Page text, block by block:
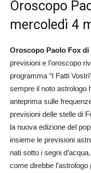
Oroscopo
mercoledì 4
Oroscopo Paolo Fox di
previsioni e l’oroscopo
programma “I Fatti
sempre il noto astrologo
anteprima sulle
previsioni delle stelle di
la nuova edizione del
insieme le previsioni
nati sotto i segni
come direbbe